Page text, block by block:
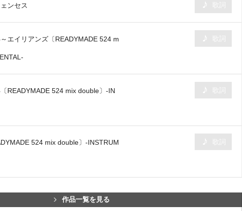
ンセス
エイリアンズ〔READYMADE 524 m
READYMADE 524 mix double〕-IN
524 mix double〕-INSTRUM
作品一覧を見る